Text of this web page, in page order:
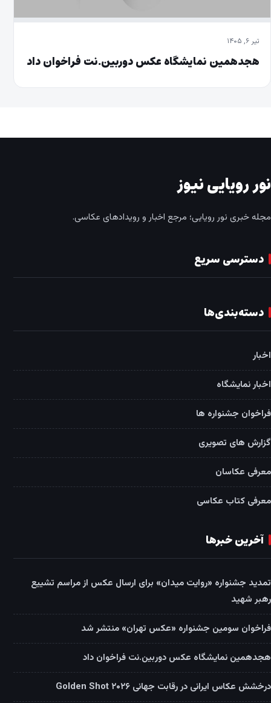
تیر ۶, ۱۴۰۵
هجدهمین نمایشگاه عکس دوربین.نت فراخوان داد
نور رویایی نیوز
مجله خبری نور رویایی؛ مرجع اخبار و رویدادهای عکاسی.
دسترسی سریع
دسته‌بندی‌ها
اخبار
اخبار نمایشگاه
فراخوان جشنواره ها
گزارش های تصویری
معرفی عکاسان
معرفی کتاب عکاسی
آخرین خبرها
تمدید جشنواره «روایت میدان» برای ارسال عکس از مراسم تشییع
رهبر شهید
فراخوان سومین جشنواره «عکس تهران» منتشر شد
هجدهمین نمایشگاه عکس دوربین.نت فراخوان داد
درخشش عکاس ایرانی در رقابت جهانی Golden Shot ۲۰۲۶